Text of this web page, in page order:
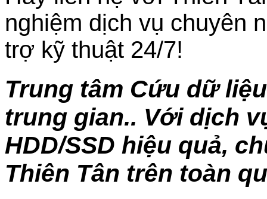
nghiệm dịch vụ chuyên
trợ kỹ thuật 24/7!
Trung tâm Cứu dữ
trung gian.. Với dịch
HDD/SSD hiệu quả,
Thiên Tân trên toàn